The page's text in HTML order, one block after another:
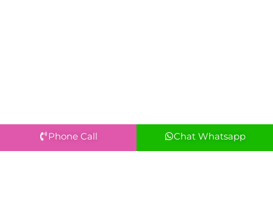
Phone Call Chat Whatsapp